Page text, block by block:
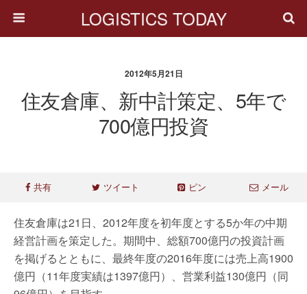
LOGISTICS TODAY
2012年5月21日
住友倉庫、新中計策定、5年で
700億円投資
共有 ツイート ピン メール
住友倉庫は21日、2012年度を初年度とする5か年の中期
経営計画を策定した。期間中、総額700億円の投資計画
を掲げるとともに、最終年度の2016年度には売上高1900
億円（11年度実績は1397億円）、営業利益130億円（同